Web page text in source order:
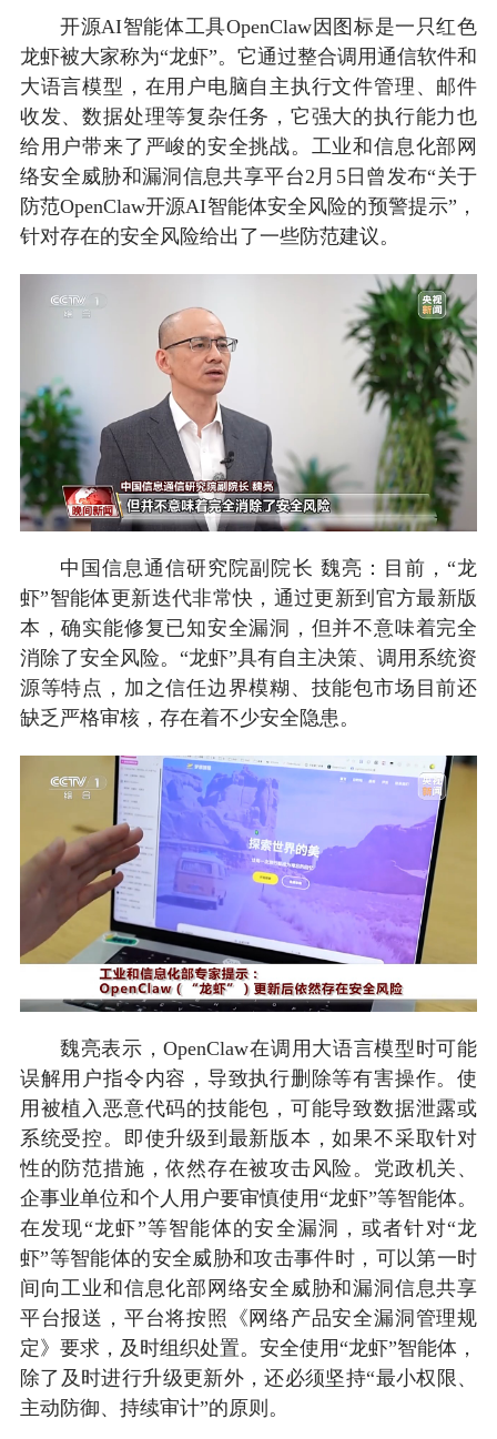
开源AI智能体工具OpenClaw因图标是一只红色
龙虾被大家称为“龙虾”。它通过整合调用通信软件和
大语言模型，在用户电脑自主执行文件管理、邮件
收发、数据处理等复杂任务，它强大的执行能力也
给用户带来了严峻的安全挑战。工业和信息化部网
络安全威胁和漏洞信息共享平台2月5日曾发布“关于
防范OpenClaw开源AI智能体安全风险的预警提示”，
针对存在的安全风险给出了一些防范建议。
中国信息通信研究院副院长 魏亮：目前，“龙
虾”智能体更新迭代非常快，通过更新到官方最新版
本，确实能修复已知安全漏洞，但并不意味着完全
消除了安全风险。“龙虾”具有自主决策、调用系统资
源等特点，加之信任边界模糊、技能包市场目前还
缺乏严格审核，存在着不少安全隐患。
魏亮表示，OpenClaw在调用大语言模型时可能
误解用户指令内容，导致执行删除等有害操作。使
用被植入恶意代码的技能包，可能导致数据泄露或
系统受控。即使升级到最新版本，如果不采取针对
性的防范措施，依然存在被攻击风险。党政机关、
企事业单位和个人用户要审慎使用“龙虾”等智能体。
在发现“龙虾”等智能体的安全漏洞，或者针对“龙
虾”等智能体的安全威胁和攻击事件时，可以第一时
间向工业和信息化部网络安全威胁和漏洞信息共享
平台报送，平台将按照《网络产品安全漏洞管理规
定》要求，及时组织处置。安全使用“龙虾”智能体，
除了及时进行升级更新外，还必须坚持“最小权限、
主动防御、持续审计”的原则。